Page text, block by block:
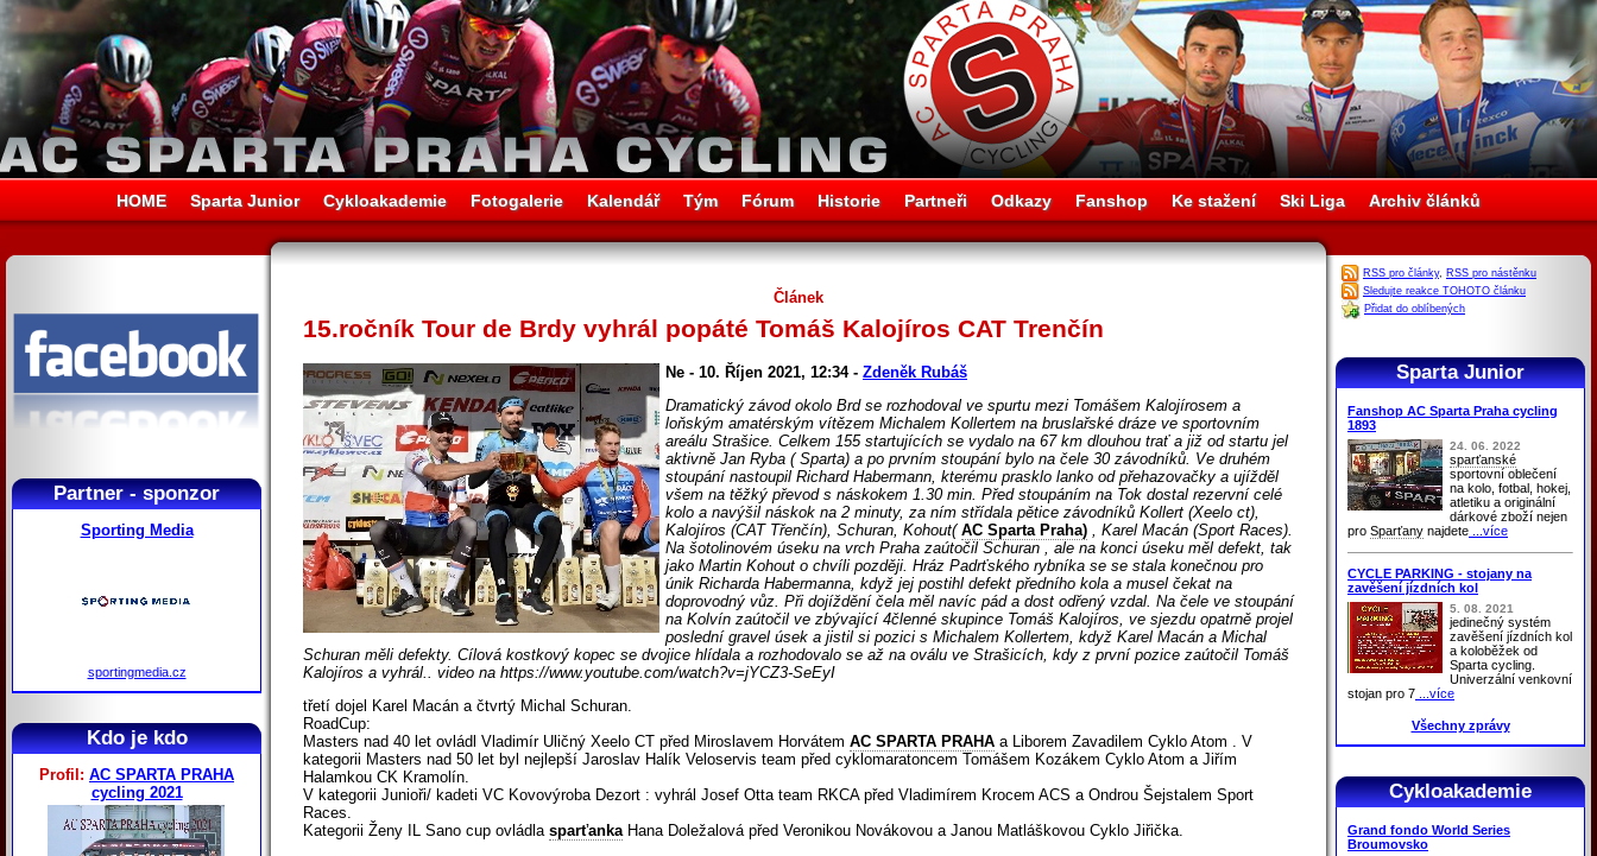
HOME Sparta Junior Cykloakademie Fotogalerie Kalendář Tým Fórum Historie Partneři Odkazy Fanshop Ke stažení Ski Liga Archiv článků
Partner - sponzor
Sporting Media
sportingmedia.cz
Kdo je kdo
Profil: AC SPARTA PRAHA
cycling 2021
Článek
15.ročník Tour de Brdy vyhrál popáté Tomáš Kalojíros CAT Trenčín
Ne - 10. Říjen 2021, 12:34 - Zdeněk Rubáš
Dramatický závod okolo Brd se rozhodoval ve spurtu mezi Tomášem Kalojírosem a
loňským amatérským vítězem Michalem Kollertem na bruslařské dráze ve sportovním
areálu Strašice. Celkem 155 startujících se vydalo na 67 km dlouhou trať a již od startu jel
aktivně Jan Ryba ( Sparta) a po prvním stoupání bylo na čele 30 závodníků. Ve druhém
stoupání nastoupil Richard Habermann, kterému prasklo lanko od přehazovačky a ujížděl
všem na těžký převod s náskokem 1.30 min. Před stoupáním na Tok dostal rezervní celé
kolo a navýšil náskok na 2 minuty, za ním střídala pětice závodníků Kollert (Xeelo ct),
Kalojíros (CAT Třenčín), Schuran, Kohout(AC Sparta Praha) , Karel Macán (Sport Races).
Na šotolinovém úseku na vrch Praha zaútočil Schuran , ale na konci úseku měl defekt, tak
jako Martin Kohout o chvíli později. Hráz Padrťského rybníka se se stala konečnou pro
únik Richarda Habermanna, když jej postihl defekt předního kola a musel čekat na
doprovodný vůz. Při dojíždění čela měl navíc pád a dost odřený vzdal. Na čele ve stoupání
na Kolvín zaútočil ve zbývající 4členné skupince Tomáš Kalojíros, ve sjezdu opatrně projel
poslední gravel úsek a jistil si pozici s Michalem Kollertem, když Karel Macán a Michal
Schuran měli defekty. Cílová kostkový kopec se dvojice hlídala a rozhodovalo se až na oválu ve Strašicích, kdy z první pozice zaútočil Tomáš
Kalojíros a vyhrál.. video na https://www.youtube.com/watch?v=jYCZ3-SeEyI
třetí dojel Karel Macán a čtvrtý Michal Schuran.
RoadCup:
Masters nad 40 let ovládl Vladimír Uličný Xeelo CT před Miroslavem Horvátem AC SPARTA PRAHA a Liborem Zavadilem Cyklo Atom . V
kategorii Masters nad 50 let byl nejlepší Jaroslav Halík Veloservis team před cyklomaratoncem Tomášem Kozákem Cyklo Atom a Jiřím
Halamkou CK Kramolín.
V kategorii Junioři/ kadeti VC Kovovýroba Dezort : vyhrál Josef Otta team RKCA před Vladimírem Krocem ACS a Ondrou Šejstalem Sport
Races.
Kategorii Ženy IL Sano cup ovládla sparťankaHana Doležalová před Veronikou Novákovou a Janou Matláškovou Cyklo Jiřička.
RSS pro články, RSS pro nástěnku
Sledujte reakce TOHOTO článku
Přidat do oblíbených
Sparta Junior
Fanshop AC Sparta Praha cycling
1893
24. 06. 2022
sparťanské
sportovní oblečení
na kolo, fotbal, hokej,
atletiku a originální
dárkové zboží nejen
pro Sparťany najdete ...více
CYCLE PARKING - stojany na
zavěšení jízdních kol
5. 08. 2021
jedinečný systém
zavěšení jízdních kol
a koloběžek od
Sparta cycling.
Univerzální venkovní
stojan pro 7 ...více
Všechny zprávy
Cykloakademie
Grand fondo World Series
Broumovsko